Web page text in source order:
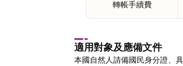
轉帳手續費
適用對象及應備文件
本國自然人請備國民身分證、